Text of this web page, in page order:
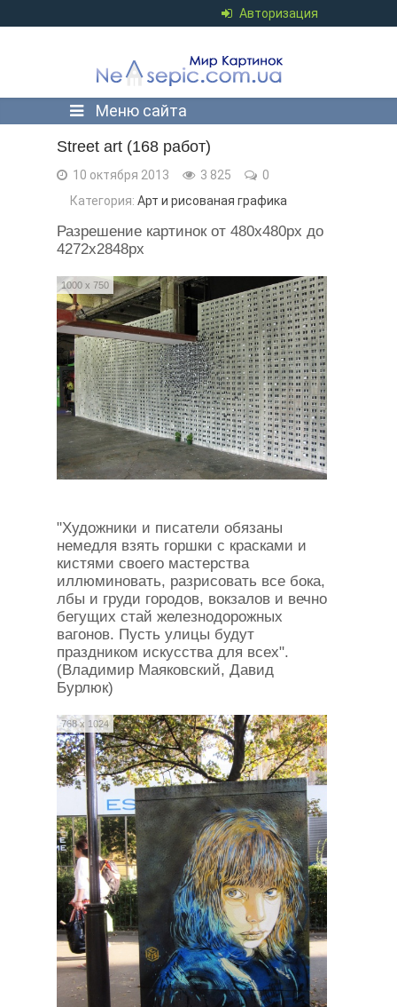
Авторизация
Меню сайта
Street art (168 работ)
10 октября 2013 3 825
0
Категория: Арт и рисованая графика
Разрешение картинок от 480x480px до
4272x2848px
1000 x 750
"Художники и писатели обязаны
немедля взять горшки с красками и
кистями своего мастерства
иллюминовать, разрисовать все бока,
лбы и груди городов, вокзалов и вечно
бегущих стай железнодорожных
вагонов. Пусть улицы будут
праздником искусства для всех".
(Владимир Маяковский, Давид
Бурлюк)
768 x 1024